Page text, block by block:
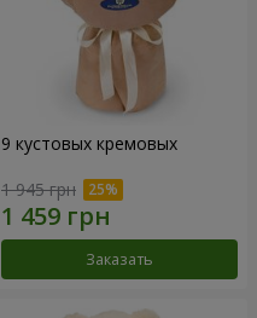
9 кустовых кремовых
1 945 грн
Заказать